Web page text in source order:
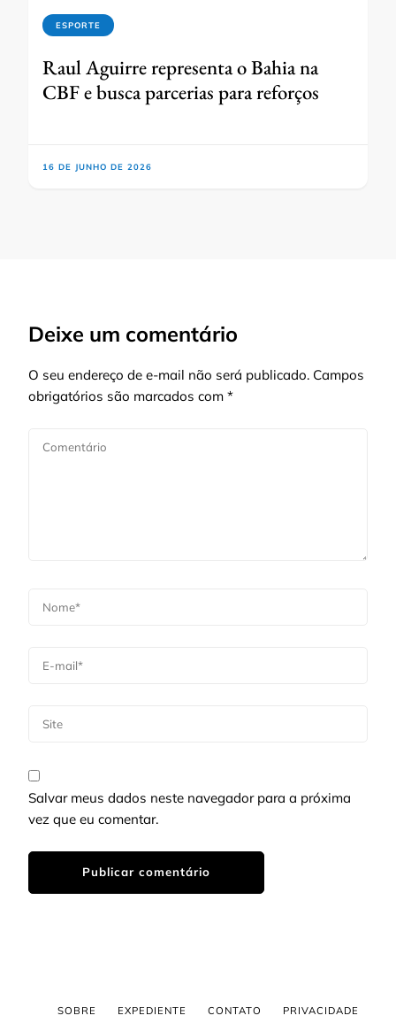
ESPORTE
Raul Aguirre representa o Bahia na
CBF e busca parcerias para reforços
16 DE JUNHO DE 2026
Deixe um comentário
O seu endereço de e-mail não será publicado. Campos
obrigatórios são marcados com *
Salvar meus dados neste navegador para a próxima
vez que eu comentar.
SOBRE EXPEDIENTE CONTATO PRIVACIDADE